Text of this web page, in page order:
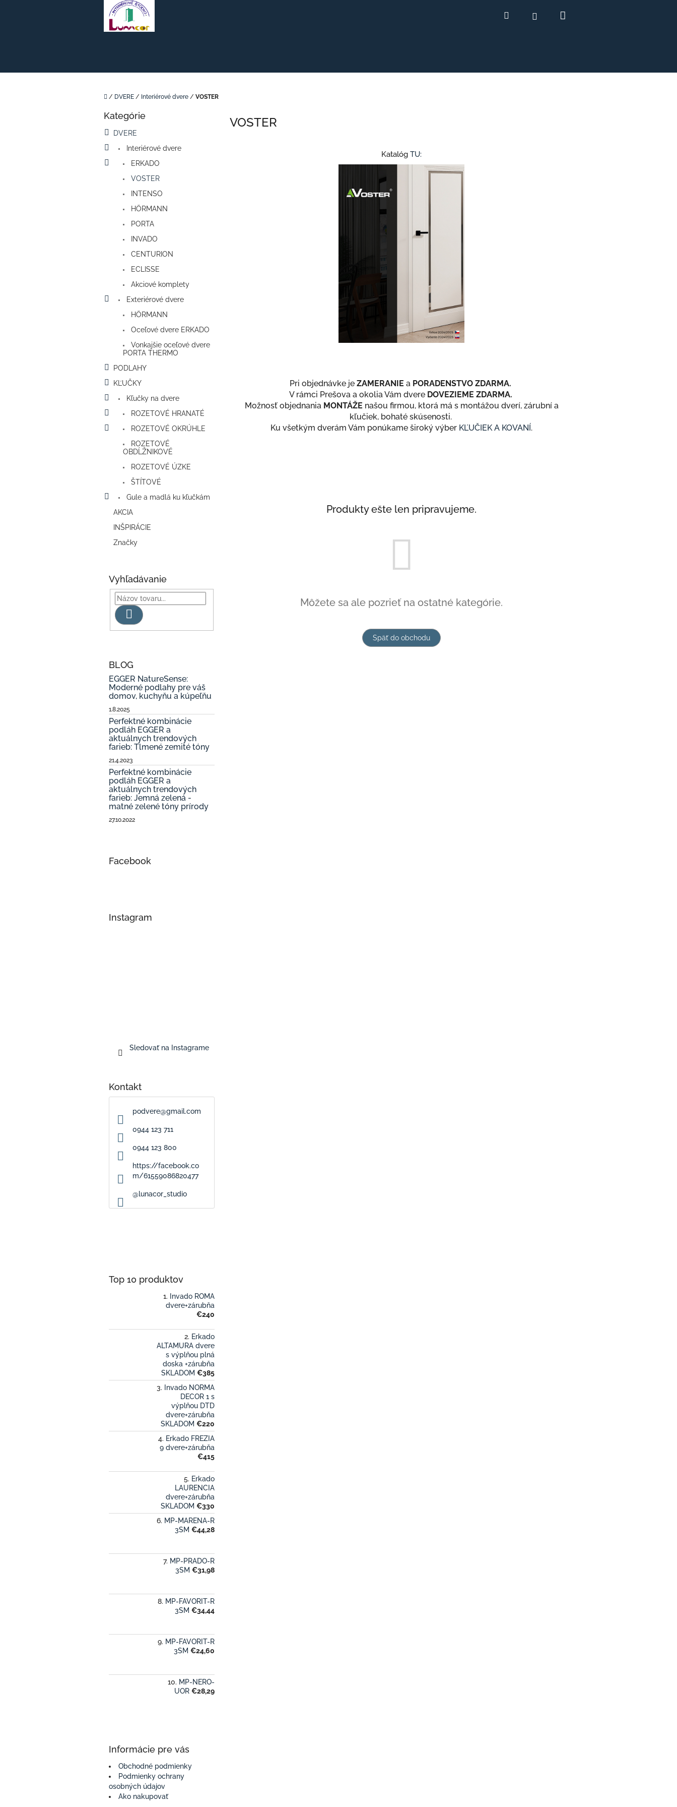
Hľadať Prihlásenie
Domov
/ DVERE / Interiérové dvere / VOSTER
Preskočiť
Kategórie
DVERE
Interiérové dvere
ERKADO
VOSTER
INTENSO
HÖRMANN
PORTA
INVADO
CENTURION
ECLISSE
Akciové komplety
Exteriérové dvere
HÖRMANN
Oceľové dvere ERKADO
Vonkajšie oceľové dvere
PORTA THERMO
PODLAHY
KĽUČKY
Kľučky na dvere
ROZETOVÉ HRANATÉ
ROZETOVÉ OKRÚHLE
ROZETOVÉ
OBDĹŽNIKOVÉ
ROZETOVÉ ÚZKE
ŠTÍTOVÉ
Gule a madlá ku kľučkám
AKCIA
INŠPIRÁCIE
Značky
Vyhľadávanie
Hľadať
BLOG
EGGER NatureSense:
Moderné podlahy pre váš
domov, kuchyňu a kúpeľňu
1.8.2025
Perfektné kombinácie
podláh EGGER a
aktuálnych trendových
farieb: Tlmené zemité tóny
21.4.2023
Perfektné kombinácie
podláh EGGER a
aktuálnych trendových
farieb: Jemná zelená -
matné zelené tóny prírody
27.10.2022
Facebook
Instagram
Sledovať na Instagrame
Kontakt
podvere@gmail.com
0944 123 711
0944 123 800
https://facebook.co
m/61559086820477
@lunacor_studio
Top 10 produktov
Invado ROMA
dvere+zárubňa
€240
Erkado
ALTAMURA dvere
s výplňou plná
doska +zárubňa
SKLADOM €385
Invado NORMA
DECOR 1 s
výplňou DTD
dvere+zárubňa
SKLADOM €220
Erkado FREZIA
9 dvere+zárubňa
€415
Erkado
LAURENCIA
dvere+zárubňa
SKLADOM €330
MP-MARENA-R
3SM €44,28
MP-PRADO-R
3SM €31,98
MP-FAVORIT-R
3SM €34,44
MP-FAVORIT-R
3SM €24,60
MP-NERO-
UOR €28,29
Informácie pre vás
Obchodné podmienky
Podmienky ochrany
osobných údajov
Ako nakupovať
VOSTER
Katalóg TU:
Pri objednávke je ZAMERANIE a PORADENSTVO ZDARMA.
V rámci Prešova a okolia Vám dvere DOVEZIEME ZDARMA.
Možnosť objednania MONTÁŽE našou firmou, ktorá má s montážou dverí, zárubní a
kľučiek, bohaté skúsenosti.
Ku všetkým dverám Vám ponúkame široký výber KĽUČIEK A KOVANÍ .
Produkty ešte len pripravujeme.
Môžete sa ale pozrieť na ostatné kategórie.
Späť do obchodu